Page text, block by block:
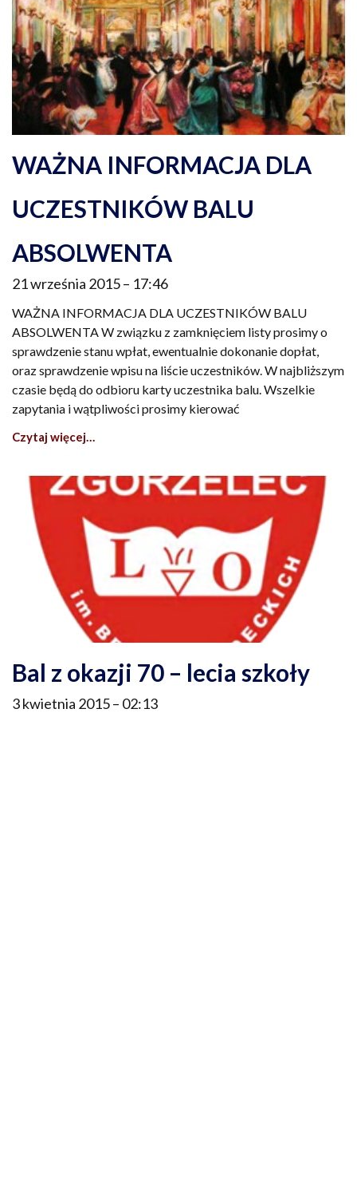
WAŻNA INFORMACJA DLA
UCZESTNIKÓW BALU
ABSOLWENTA
21 września 2015 17:46
WAŻNA INFORMACJA DLA UCZESTNIKÓW BALU
ABSOLWENTA W związku z zamknięciem listy prosimy o
sprawdzenie stanu wpłat, ewentualnie dokonanie dopłat,
oraz sprawdzenie wpisu na liście uczestników. W najbliższym
czasie będą do odbioru karty uczestnika balu. Wszelkie
zapytania i wątpliwości prosimy kierować
Czytaj więcej…
Bal z okazji 70 – lecia szkoły
3 kwietnia 2015 02:13